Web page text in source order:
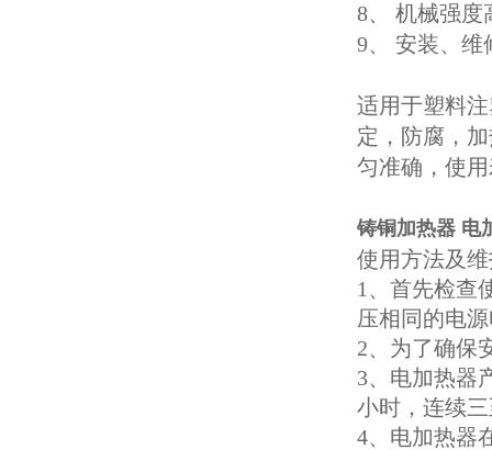
8、 机械强
9、 安装、维
适用于塑料
定，防腐，
匀准确，使
铸铜加热器 电
使用方法及
1、首先检查
压相同的电
2、为了确保
3、电加热器
小时，连续
4、电加热器